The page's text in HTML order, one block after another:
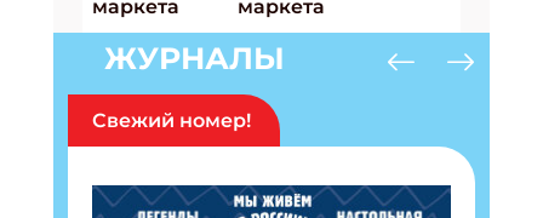
ЖУРНАЛЫ
Свежий номер!